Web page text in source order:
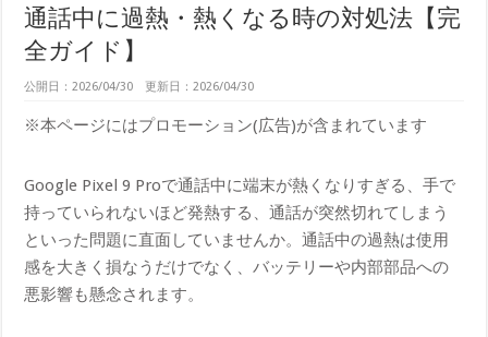
通話中に過熱・熱くなる時の対処法【完
全ガイド】
公開日：2026/04/30 更新日：2026/04/30
※本ページにはプロモーション(広告)が含まれています
Google Pixel 9 Proで通話中に端末が熱くなりすぎる、手で
持っていられないほど発熱する、通話が突然切れてしまう
といった問題に直面していませんか。通話中の過熱は使用
感を大きく損なうだけでなく、バッテリーや内部部品への
悪影響も懸念されます。